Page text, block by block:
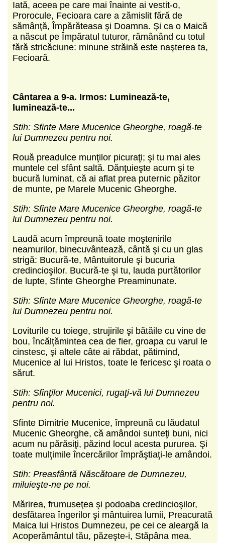
Iată, aceea pe care mai înainte ai vestit-o,
Prorocule, Fecioara care a zămislit fără de
sămânţă, Împărăteasa şi Doamna. Şi ca o Maică
a născut pe Împăratul tuturor, rămânând cu totul
fără stricăciune: minune străină este naşterea ta,
Fecioară.
Cântarea a 9-a. Irmos: Luminează-te,
luminează-te...
Stih: Sfinte Mare Mucenice Gheorghe, roagă-te
lui Dumnezeu pentru noi.
Rouă preadulce munţilor picuraţi; şi tu mai ales
muntele cel sfânt saltă. Dănţuieşte acum şi te
bucură luminat, că ai aflat prea puternic păzitor
de munte, pe Marele Mucenic Gheorghe.
Stih: Sfinte Mare Mucenice Gheorghe, roagă-te
lui Dumnezeu pentru noi.
Laudă acum împreună toate moştenirile
neamurilor, binecu­vântează, cântă şi cu un glas
strigă: Bucură-te, Mântuitorule şi bucuria
credincioşilor. Bucură-te şi tu, lauda purtătorilor
de lupte, Sfinte Gheorghe Preaminunate.
Stih: Sfinte Mare Mucenice Gheorghe, roagă-te
lui Dumnezeu pentru noi.
Loviturile cu toiege, strujirile şi bătăile cu vine de
bou, încălţămintea cea de fier, groapa cu varul le
cinstesc, şi altele câte ai răbdat, pătimind,
Mucenice al lui Hristos, toate le fericesc şi roata o
sărut.
Stih: Sfinţilor Mucenici, rugaţi-vă lui Dumnezeu
pentru noi.
Sfinte Dimitrie Mucenice, împreună cu lăudatul
Mucenic Gheorghe, că amândoi sunteţi buni, nici
acum nu părăsiţi, păzind locul acesta pururea. Şi
toate mulţimile încercărilor împrăştiaţi-le amândoi.
Stih: Preasfântă Născătoare de Dumnezeu,
miluieşte-ne pe noi.
Mărirea, frumuseţea şi podoaba credincioşilor,
desfătarea îngerilor şi mântuirea lumii, Preacurată
Maica lui Hristos Dumnezeu, pe cei ce aleargă la
Acoperământul tău, păzeşte-i, Stăpâna mea.